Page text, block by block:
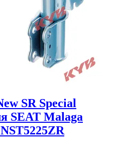
SR Special
SEAT Malaga